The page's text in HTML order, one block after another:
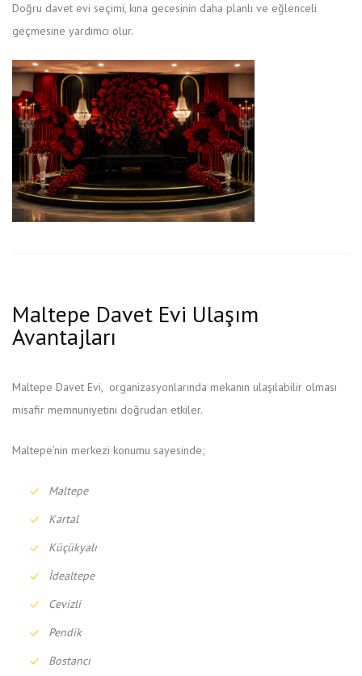
Doğru davet evi seçimi, kına gecesinin daha planlı ve eğlenceli
geçmesine yardımcı olur.
Maltepe Davet Evi Ulaşım
Avantajları
Maltepe Davet Evi, organizasyonlarında mekanın ulaşılabilir olması
misafir memnuniyetini doğrudan etkiler.
Maltepe’nin merkezi konumu sayesinde;
Maltepe
Kartal
Küçükyalı
İdealtepe
Cevizli
Pendik
Bostancı